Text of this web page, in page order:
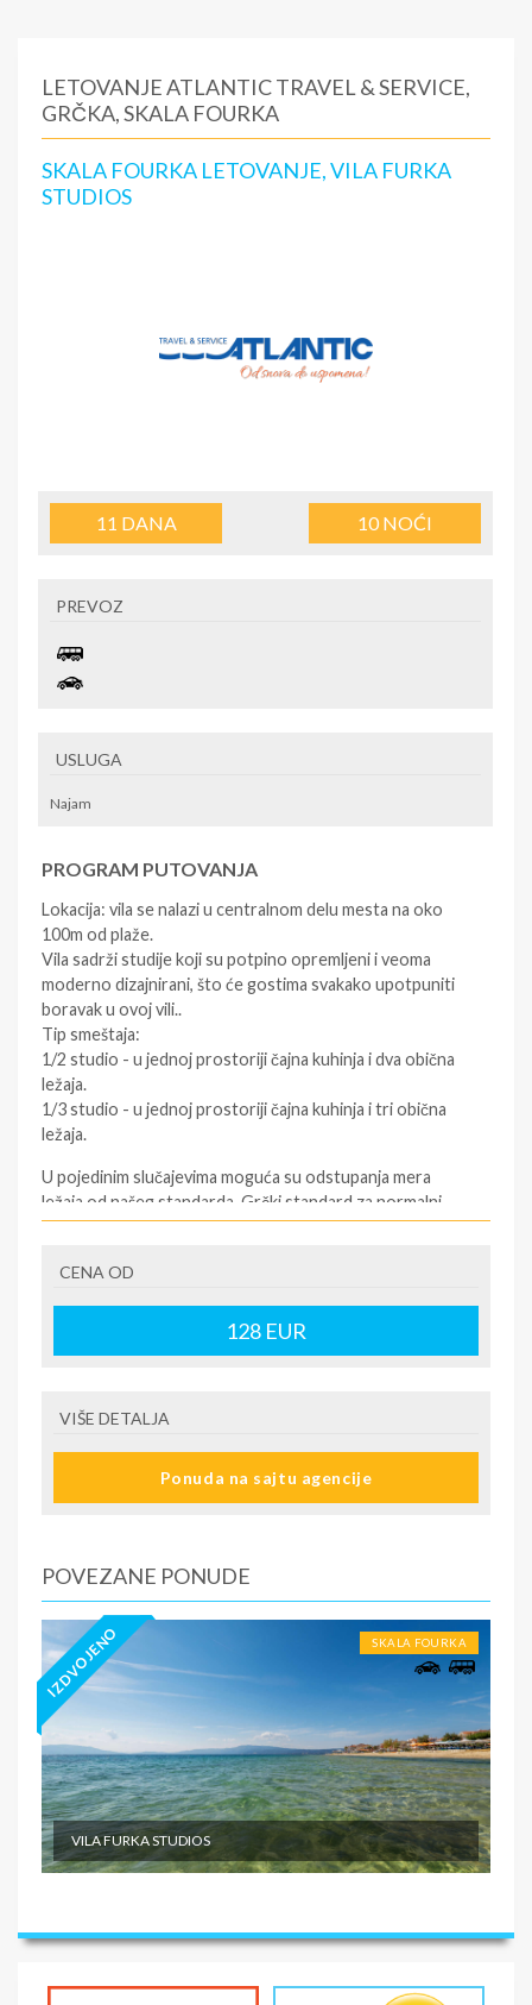
LETOVANJE ATLANTIC TRAVEL & SERVICE,
GRČKA, SKALA FOURKA
SKALA FOURKA LETOVANJE, VILA FURKA
STUDIOS
11 DANA 10NOĆI
PREVOZ
USLUGA
Najam
PROGRAM PUTOVANJA
Lokacija: vila se nalazi u centralnom delu mesta na oko
100m od plaže.
Vila sadrži studije koji su potpino opremljeni i veoma
moderno dizajnirani, što će gostima svakako upotpuniti
boravak u ovoj vili..
Tip smeštaja:
1/2 studio - u jednoj prostoriji čajna kuhinja i dva obična
ležaja.
1/3 studio - u jednoj prostoriji čajna kuhinja i tri obična
ležaja.
U pojedinim slučajevima moguća su odstupanja mera
ležaja od našeg standarda. Grčki standard za normalni
ležaj je 185cm-200cm sa 75-90cm, a bračni ležaj (dve
NAPOMENE O CENI
CENA OD
128 EUR
VIŠE DETALJA
Ponuda na sajtu agencije
POVEZANE PONUDE
IZDVOJENO SKALA FOURKA
VILA FURKA STUDIOS